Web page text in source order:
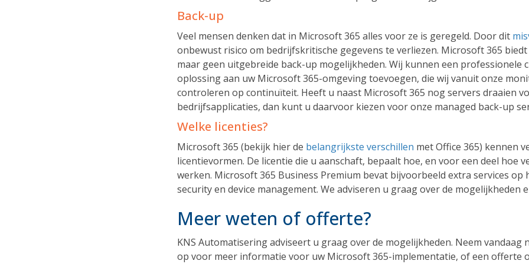
Back-up
Veel mensen denken dat in Microsoft 365 alles voor ze is geregeld. Door dit
onbewust risico om bedrijfskritische gegevens te verliezen. Microsoft 365
maar geen uitgebreide back-up mogelijkheden. Wij kunnen een professionele
oplossing aan uw Microsoft 365-omgeving toevoegen, die wij vanuit onze
controleren op continuïteit. Heeft u naast Microsoft 365 nog servers draaien
bedrijfsapplicaties, dan kunt u daarvoor kiezen voor onze managed back-up
Welke licenties?
Microsoft 365 (bekijk hier de belangrijkste verschillen met Office 365) kennen
licentievormen. De licentie die u aanschaft, bepaalt hoe, en voor een deel hoe
werken. Microsoft 365 Business Premium bevat bijvoorbeeld extra services op
security en device management. We adviseren u graag over de mogelijkheden
Meer weten of offerte?
KNS Automatisering adviseert u graag over de mogelijkheden. Neem vandaag
op voor meer informatie voor uw Microsoft 365-implementatie, of een offerte